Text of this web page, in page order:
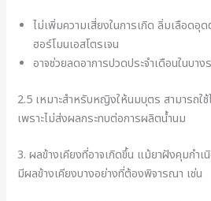
ไม่เพิ่มความเสี่ยงในการเกิด ลิ่มเลือดอุ
ฮอร์โมนเอสโตรเจน
อาจช่วยลดอาการปวดประจำเดือนในบาง
2.5 เหมาะสำหรับหญิงให้นมบุตร สามารถใ
เพราะไม่ส่งผลกระทบต่อการผลิตน้ำนม
3. ผลข้างเคียงที่อาจเกิดขึ้น แม้ยาฝังคุมกำ
มีผลข้างเคียงบางอย่างที่ต้องพิจารณา เช่น